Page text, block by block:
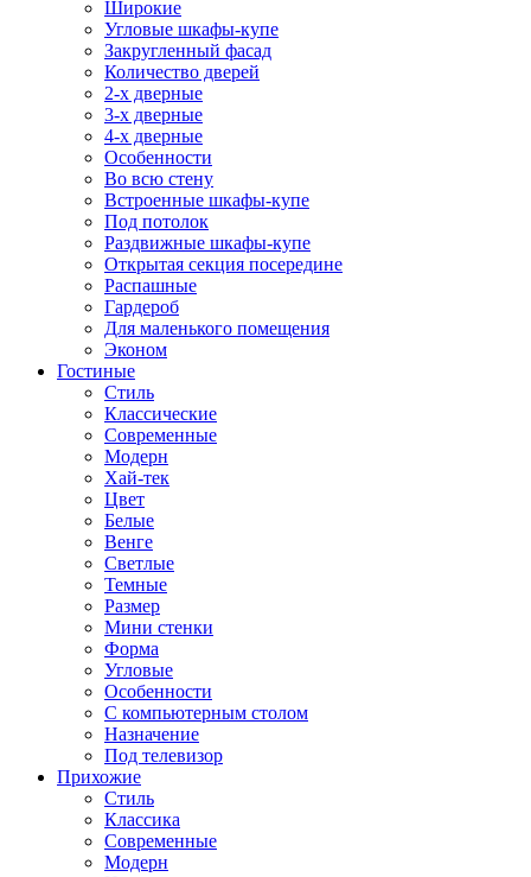
Широкие
Угловые шкафы-купе
Закругленный фасад
Количество дверей
2-х дверные
3-х дверные
4-х дверные
Особенности
Во всю стену
Встроенные шкафы-купе
Под потолок
Раздвижные шкафы-купе
Открытая секция посередине
Распашные
Гардероб
Для маленького помещения
Эконом
Гостиные
Стиль
Классические
Современные
Модерн
Хай-тек
Цвет
Белые
Венге
Светлые
Темные
Размер
Мини стенки
Форма
Угловые
Особенности
С компьютерным столом
Назначение
Под телевизор
Прихожие
Стиль
Классика
Современные
Модерн